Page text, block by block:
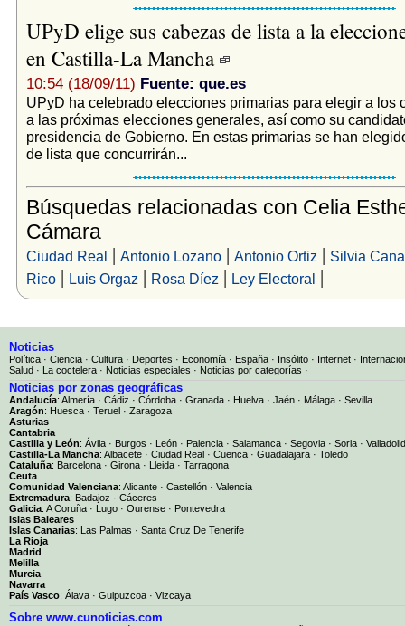
UPyD elige sus cabezas de lista a la
en Castilla-La Mancha
10:54 (18/09/11) Fuente: que.es
UPyD ha celebrado elecciones primarias para elegir a los
a las próximas elecciones generales, así como su
presidencia de Gobierno. En estas primarias se han
de lista que concurrirán...
Búsquedas relacionadas con Celia
Cámara
Ciudad Real | Antonio Lozano| Antonio Ortiz | Silvia
Rico| Luis Orgaz | Rosa Díez | Ley Electoral |
Noticias
Política · Ciencia · Cultura · Deportes · Economía · España · Insólito · Internet ·
Salud · La coctelera · Noticias especiales · Noticias por categorías ·
Noticias por zonas geográficas
Andalucía: Almería · Cádiz · Córdoba · Granada · Huelva · Jaén · Málaga · Sevilla
Aragón: Huesca · Teruel · Zaragoza
Asturias
Cantabria
Castilla y León: Ávila · Burgos · León · Palencia · Salamanca · Segovia · Soria · Valladolid
Castilla-La Mancha: Albacete · Ciudad Real · Cuenca · Guadalajara · Toledo
Cataluña: Barcelona · Girona · Lleida · Tarragona
Ceuta
Comunidad Valenciana: Alicante · Castellón · Valencia
Extremadura: Badajoz · Cáceres
Galicia: A Coruña · Lugo · Ourense · Pontevedra
Islas Baleares
Islas Canarias: Las Palmas · Santa Cruz De Tenerife
La Rioja
Madrid
Melilla
Murcia
Navarra
País Vasco: Álava · Guipuzcoa · Vizcaya
Sobre www.cunoticias.com